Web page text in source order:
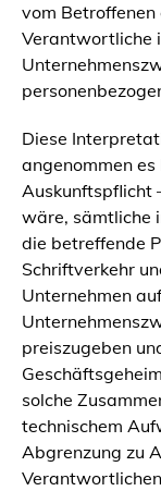
vom
Verantwortliche
Diese
angenommen
Auskunftspflicht
wäre, sämtliche
die betreffende
Schriftverkehr
Unternehmen
preiszugeben
solche
technischem
Abgrenzung zu
Verantwortlichen